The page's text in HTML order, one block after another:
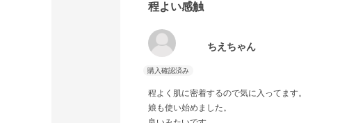
程よい感触
ちえちゃん
程よく肌に密着するので気に入ってます。
娘も使い始めました。